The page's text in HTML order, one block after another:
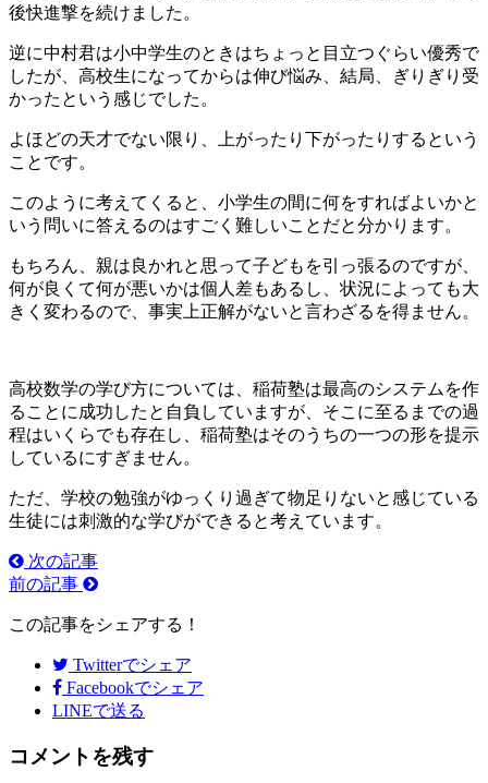
後快進撃を続けました。
逆に中村君は小中学生のときはちょっと目立つぐらい優秀で
したが、高校生になってからは伸び悩み、結局、ぎりぎり受
かったという感じでした。
よほどの天才でない限り、上がったり下がったりするという
ことです。
このように考えてくると、小学生の間に何をすればよいかと
いう問いに答えるのはすごく難しいことだと分かります。
もちろん、親は良かれと思って子どもを引っ張るのですが、
何が良くて何が悪いかは個人差もあるし、状況によっても大
きく変わるので、事実上正解がないと言わざるを得ません。
高校数学の学び方については、稲荷塾は最高のシステムを作
ることに成功したと自負していますが、そこに至るまでの過
程はいくらでも存在し、稲荷塾はそのうちの一つの形を提示
しているにすぎません。
ただ、学校の勉強がゆっくり過ぎて物足りないと感じている
生徒には刺激的な学びができると考えています。
次の記事
前の記事
この記事をシェアする！
Twitterでシェア
Facebookでシェア
LINEで送る
コメントを残す